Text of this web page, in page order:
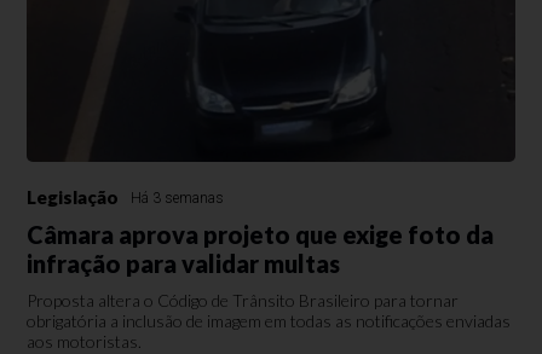
Legislação Há 3 semanas
Câmara aprova projeto que exige foto da
infração para validar multas
Proposta altera o Código de Trânsito Brasileiro para tornar
obrigatória a inclusão de imagem em todas as notificações enviadas
aos motoristas.